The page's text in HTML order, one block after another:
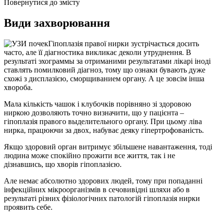
Повернутися до змісту
Види захворювання
Гіпоплазія правої нирки зустрічається досить
часто, але її діагностика викликає деколи утруднення. В
результаті эхограммы за отриманими результатами лікарі іноді
ставлять помилковий діагноз, тому що ознаки бувають дуже
схожі з дисплазією, сморщиванием органу. А це зовсім інша
хвороба.
Мала кількість чашок і клубочків порівняно зі здоровою
ниркою дозволяють точно визначити, що у пацієнта –
гіпоплазія правого выделительного органу. При цьому ліва
нирка, працюючи за двох, набуває деяку гіпертрофованість.
Якщо здоровий орган витримує збільшене навантаження, тоді
людина може спокійно прожити все життя, так і не
дізнавшись, що хворів гіпоплазією.
Але немає абсолютно здорових людей, тому при попаданні
інфекційних мікроорганізмів в сечовивідні шляхи або в
результаті різних фізіологічних патологій гіпоплазія нирки
проявить себе.